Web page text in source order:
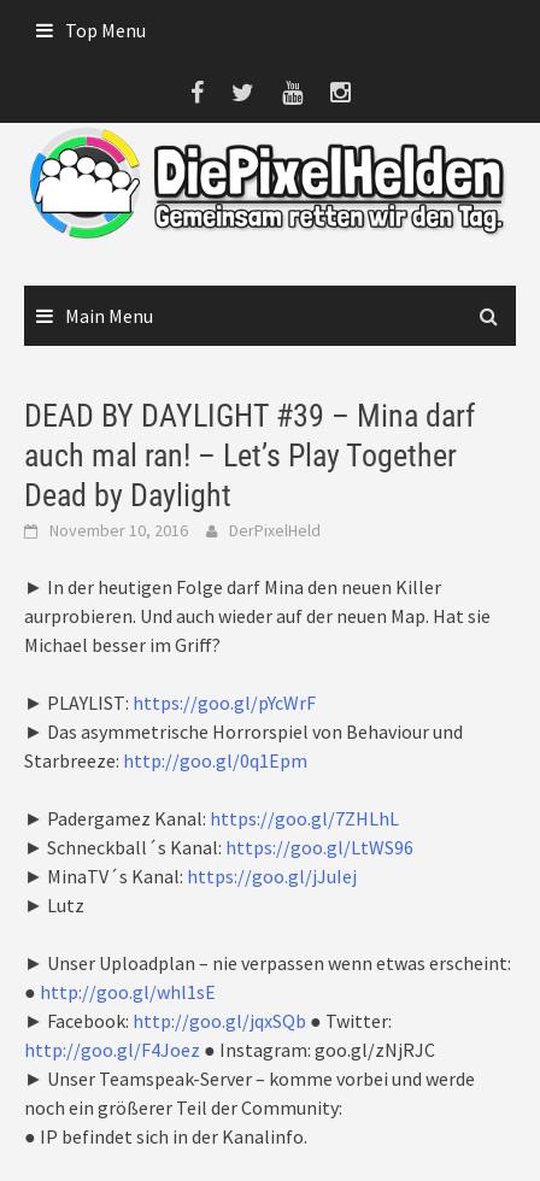
Top Menu
Main Menu
DEAD BY DAYLIGHT #39 – Mina darf
auch mal ran! – Let’s Play Together
Dead by Daylight
November 10, 2016 DerPixelHeld
► In der heutigen Folge darf Mina den neuen Killer
aurprobieren. Und auch wieder auf der neuen Map. Hat sie
Michael besser im Griff?
► PLAYLIST: https://goo.gl/pYcWrF
► Das asymmetrische Horrorspiel von Behaviour und
Starbreeze: http://goo.gl/0q1Epm
► Padergamez Kanal: https://goo.gl/7ZHLhL
► Schneckball´s Kanal: https://goo.gl/LtWS96
► MinaTV´s Kanal: https://goo.gl/jJuIej
► Lutz
► Unser Uploadplan – nie verpassen wenn etwas erscheint:
● http://goo.gl/whl1sE
► Facebook: http://goo.gl/jqxSQb ● Twitter:
http://goo.gl/F4Joez ● Instagram: goo.gl/zNjRJC
► Unser Teamspeak-Server – komme vorbei und werde
noch ein größerer Teil der Community:
● IP befindet sich in der Kanalinfo.